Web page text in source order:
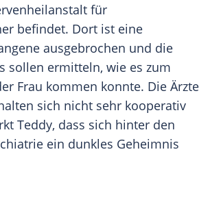
für
befindet. Dort ist eine
ausgebrochen und die
sollen ermitteln, wie es zum
Frau kommen konnte. Die Ärzte
sich nicht sehr kooperativ
Teddy, dass sich hinter den
ein dunkles Geheimnis